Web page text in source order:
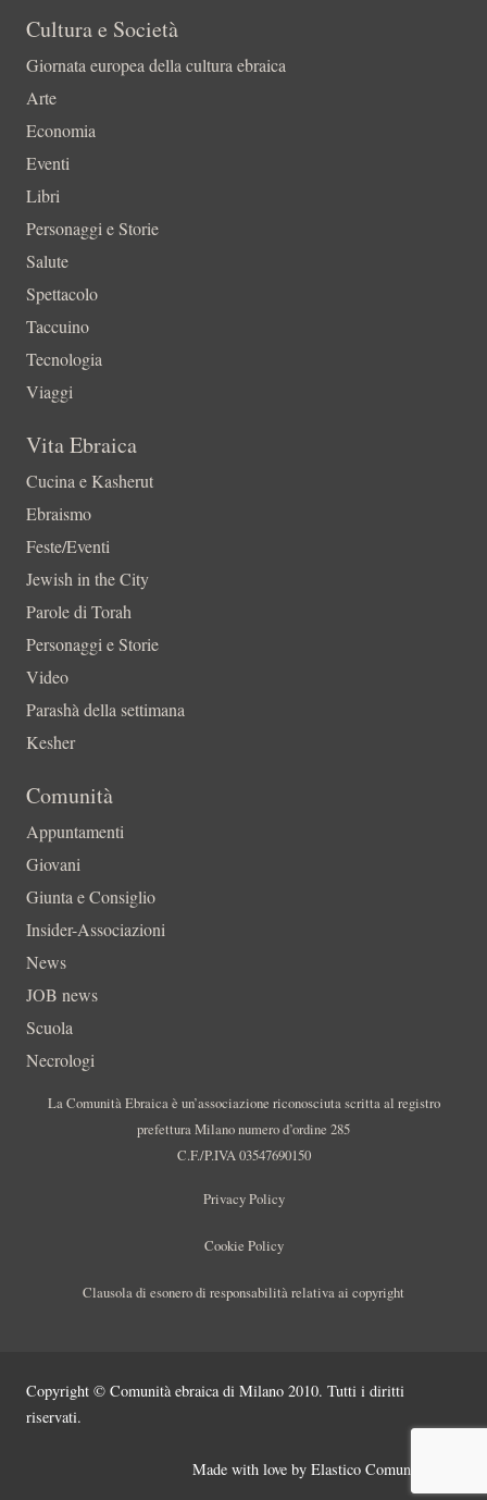
Cultura e Società
Giornata europea della cultura ebraica
Arte
Economia
Eventi
Libri
Personaggi e Storie
Salute
Spettacolo
Taccuino
Tecnologia
Viaggi
Vita Ebraica
Cucina e Kasherut
Ebraismo
Feste/Eventi
Jewish in the City
Parole di Torah
Personaggi e Storie
Video
Parashà della settimana
Kesher
Comunità
Appuntamenti
Giovani
Giunta e Consiglio
Insider-Associazioni
News
JOB news
Scuola
Necrologi
La Comunità Ebraica è un’associazione riconosciuta scritta al registro
prefettura Milano numero d’ordine 285
C.F./P.IVA 03547690150
Privacy Policy
Cookie Policy
Clausola di esonero di responsabilità relativa ai copyright
Copyright © Comunità ebraica di Milano 2010. Tutti i diritti
riservati.
Made with love by Elastico Comunicazione